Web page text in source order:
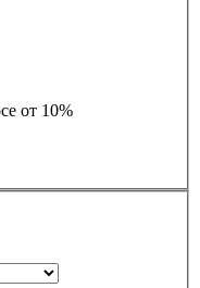
от 10%